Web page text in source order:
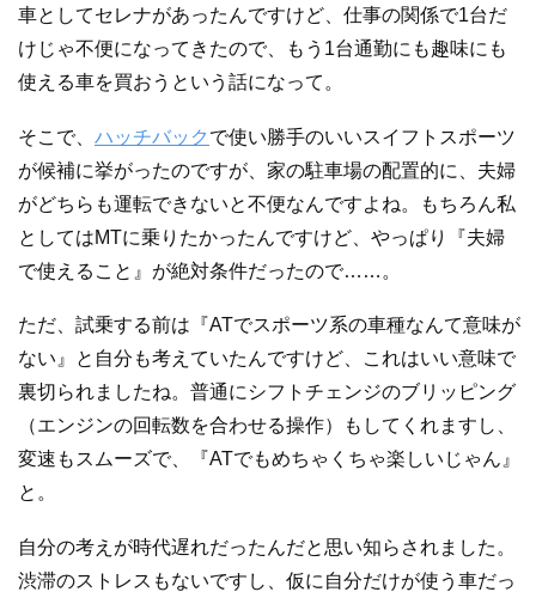
車としてセレナがあったんですけど、仕事の関係で1台だ
けじゃ不便になってきたので、もう1台通勤にも趣味にも
使える車を買おうという話になって。
そこで、 ハッチバック で使い勝手のいいスイフトスポーツ
が候補に挙がったのですが、家の駐車場の配置的に、夫婦
がどちらも運転できないと不便なんですよね。もちろん私
としてはMTに乗りたかったんですけど、やっぱり『夫婦
で使えること』が絶対条件だったので……。
ただ、試乗する前は『ATでスポーツ系の車種なんて意味が
ない』と自分も考えていたんですけど、これはいい意味で
裏切られましたね。普通にシフトチェンジのブリッピング
（エンジンの回転数を合わせる操作）もしてくれますし、
変速もスムーズで、『ATでもめちゃくちゃ楽しいじゃん』
と。
自分の考えが時代遅れだったんだと思い知らされました。
渋滞のストレスもないですし、仮に自分だけが使う車だっ